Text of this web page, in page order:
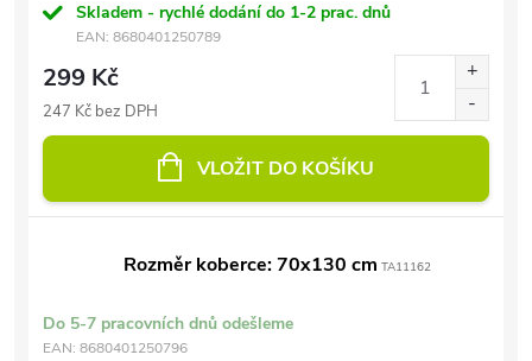
Skladem - rychlé dodání do 1-2 prac. dnů
EAN: 8680401250789
299 Kč
247 Kč bez DPH
VLOŽIT DO KOŠÍKU
Rozměr koberce: 70x130 cm TA11162
Do 5-7 pracovních dnů odešleme
EAN: 8680401250796